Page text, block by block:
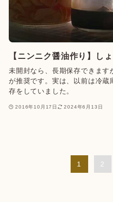
【ニンニク醤油作り】し
未開封なら、長期保存できます
が推奨です。実は、以前は冷蔵
存をしていました。
2016年10月17日 2024年6月13日
1 2